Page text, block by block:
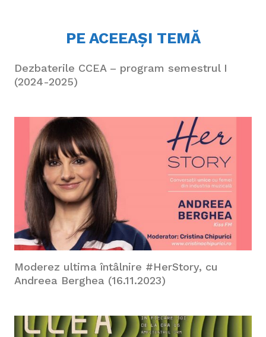
PE ACEEAȘI TEMĂ
Dezbaterile CCEA – program semestrul I
(2024-2025)
Moderez ultima întâlnire #HerStory, cu
Andreea Berghea (16.11.2023)